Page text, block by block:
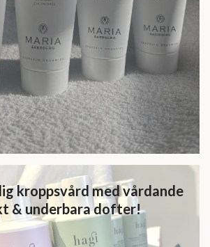
kroppsvård med vårdande
& underbara dofter!